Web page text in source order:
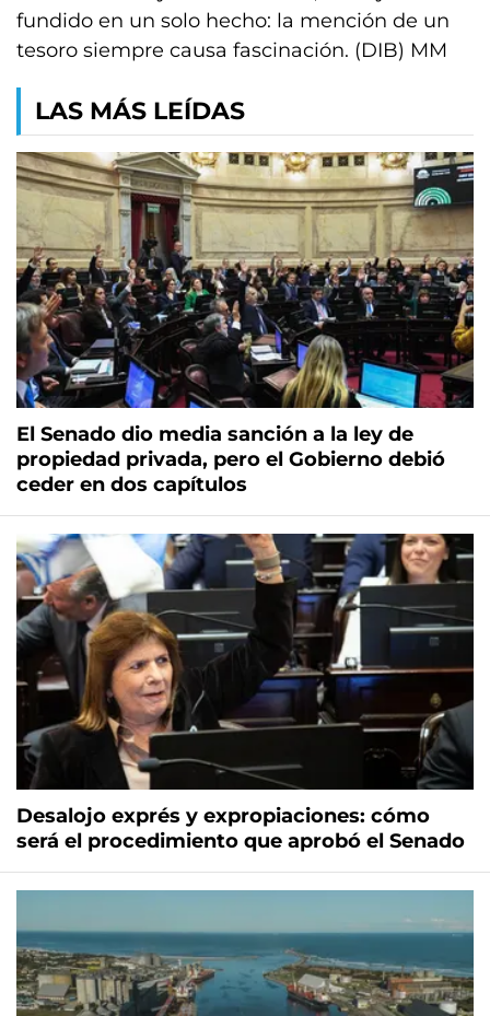
fundido en un solo hecho: la mención de un
tesoro siempre causa fascinación. (DIB) MM
LAS MÁS LEÍDAS
El Senado dio media sanción a la ley de
propiedad privada, pero el Gobierno debió
ceder en dos capítulos
Desalojo exprés y expropiaciones: cómo
será el procedimiento que aprobó el Senado